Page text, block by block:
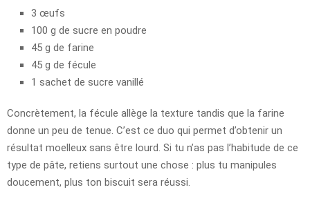
3 œufs
100 g de sucre en poudre
45 g de farine
45 g de fécule
1 sachet de sucre vanillé
Concrètement, la fécule allège la texture tandis que la farine
donne un peu de tenue. C’est ce duo qui permet d’obtenir un
résultat moelleux sans être lourd. Si tu n’as pas l’habitude de ce
type de pâte, retiens surtout une chose : plus tu manipules
doucement, plus ton biscuit sera réussi.